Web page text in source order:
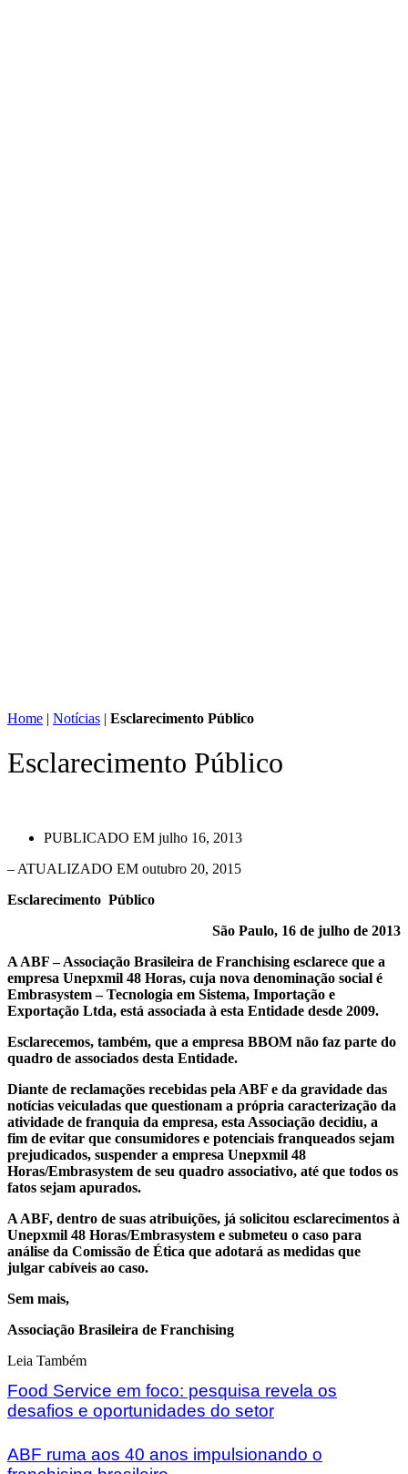
Home | Notícias | Esclarecimento Público
Esclarecimento Público
PUBLICADO EM julho 16, 2013
– ATUALIZADO EM outubro 20, 2015
Esclarecimento Público
São Paulo, 16 de julho de 2013
A ABF – Associação Brasileira de Franchising esclarece que a
empresa Unepxmil 48 Horas, cuja nova denominação social é
Embrasystem – Tecnologia em Sistema, Importação e
Exportação Ltda, está associada à esta Entidade desde 2009.
Esclarecemos, também, que a empresa BBOM não faz parte do
quadro de associados desta Entidade.
Diante de reclamações recebidas pela ABF e da gravidade das
notícias veiculadas que questionam a própria caracterização da
atividade de franquia da empresa, esta Associação decidiu, a
fim de evitar que consumidores e potenciais franqueados sejam
prejudicados, suspender a empresa Unepxmil 48
Horas/Embrasystem de seu quadro associativo, até que todos os
fatos sejam apurados.
A ABF, dentro de suas atribuições, já solicitou esclarecimentos à
Unepxmil 48 Horas/Embrasystem e submeteu o caso para
análise da Comissão de Ética que adotará as medidas que
julgar cabíveis ao caso.
Sem mais,
Associação Brasileira de Franchising
Leia Também
Food Service em foco: pesquisa revela os
desafios e oportunidades do setor
ABF ruma aos 40 anos impulsionando o